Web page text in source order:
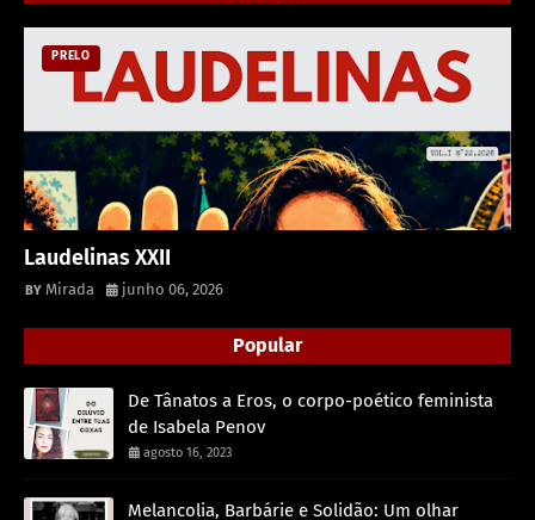
PRELO
Laudelinas XXII
Mirada junho 06, 2026
Popular
De Tânatos a Eros, o corpo-poético feminista
de Isabela Penov
agosto 16, 2023
Melancolia, Barbárie e Solidão: Um olhar